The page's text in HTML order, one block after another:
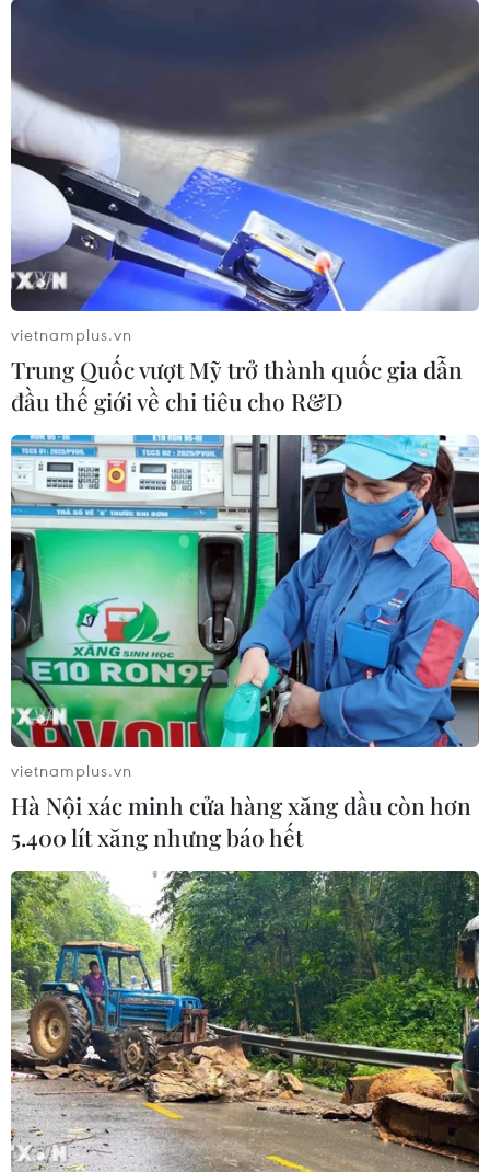
Quốc.'
vietnamplus.vn
Trung Quốc vượt Mỹ trở thành quốc gia dẫn
đầu thế giới về chi tiêu cho R&D
vietnamplus.vn
Hà Nội xác minh cửa hàng xăng dầu còn hơn
5.400 lít xăng nhưng báo hết